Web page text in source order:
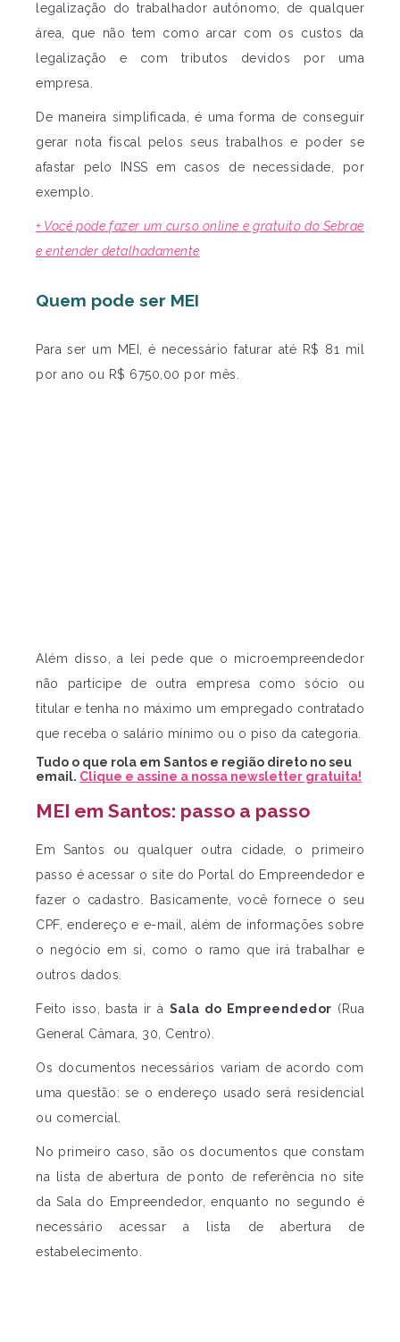
legalização do trabalhador autônomo, de qualquer
área, que não tem como arcar com os custos da
legalização e com tributos devidos por uma
empresa.
De maneira simplificada, é uma forma de conseguir
gerar nota fiscal pelos seus trabalhos e poder se
afastar pelo INSS em casos de necessidade, por
exemplo.
+ Você pode fazer um curso online e gratuito do Sebrae
e entender detalhadamente
Quem pode ser MEI
Para ser um MEI, é necessário faturar até R$ 81 mil
por ano ou R$ 6750,00 por mês.
Além disso, a lei pede que o microempreendedor
não participe de outra empresa como sócio ou
titular e tenha no máximo um empregado contratado
que receba o salário mínimo ou o piso da categoria.
Tudo o que rola em Santos e região direto no seu
email. Clique e assine a nossa newsletter gratuita!
MEI em Santos: passo a passo
Em Santos ou qualquer outra cidade, o primeiro
passo é acessar o site do Portal do Empreendedor e
fazer o cadastro. Basicamente, você fornece o seu
CPF, endereço e e-mail, além de informações sobre
o negócio em si, como o ramo que irá trabalhar e
outros dados.
Feito isso, basta ir à Sala do Empreendedor (Rua
General Câmara, 30, Centro).
Os documentos necessários variam de acordo com
uma questão: se o endereço usado será residencial
ou comercial.
No primeiro caso, são os documentos que constam
na lista de abertura de ponto de referência no site
da Sala do Empreendedor, enquanto no segundo é
necessário acessar a lista de abertura de
estabelecimento.